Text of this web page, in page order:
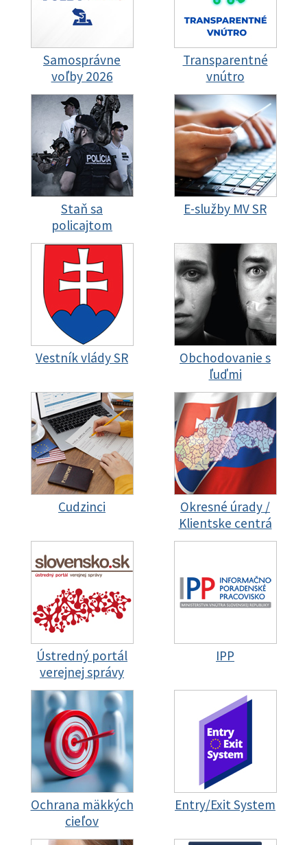
Samosprávne
voľby 2026
Transparentné
vnútro
Staň sa
policajtom
E-služby MV SR
Vestník vlády SR
Obchodovanie s
ľuďmi
Cudzinci
Okresné úrady /
Klientske centrá
Ústredný portál
verejnej správy
IPP
Ochrana mäkkých
cieľov
Entry/Exit System